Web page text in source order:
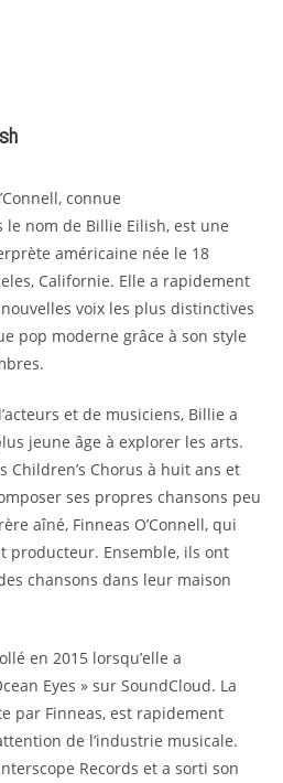
connue
nom de Billie Eilish, est une
américaine née le 18
Californie. Elle a rapidement
voix les plus distinctives
pop moderne grâce à son style
et de musiciens, Billie a
jeune âge à explorer les arts.
Children’s Chorus à huit ans et
ses propres chansons peu
aîné, Finneas O’Connell, qui
producteur. Ensemble, ils ont
chansons dans leur maison
en 2015 lorsqu’elle a
Eyes » sur SoundCloud. La
par Finneas, est rapidement
de l’industrie musicale.
Records et a sorti son